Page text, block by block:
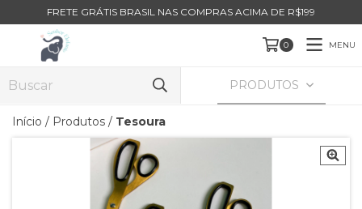
FRETE GRÁTIS BRASIL NAS COMPRAS ACIMA DE R$199
0 MENU
PRODUTOS
Início / Produtos / Tesoura